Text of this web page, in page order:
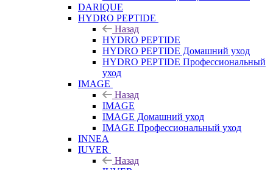
DARIQUE
HYDRO PEPTIDE
Назад
HYDRO PEPTIDE
HYDRO PEPTIDE Домашний уход
HYDRO PEPTIDE Профессиональный
уход
IMAGE
Назад
IMAGE
IMAGE Домашний уход
IMAGE Профессиональный уход
INNEA
IUVER
Назад